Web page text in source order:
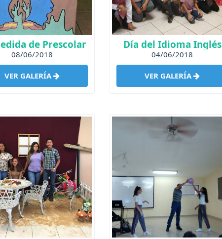
de Prescolar
08/06/2018
VER GALERÍA
Día del Idioma Inglés
04/06/2018
VER GALERÍA